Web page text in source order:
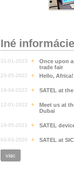
Iné informácie
31-01-2023
Once upon a
trade fair
23-05-2022 Hello,
19-04-2022 SATEL at
12-01-2022
Meet us at
Dubai
19-05-2021 SATEL
03-03-2020 SATEL at
viac